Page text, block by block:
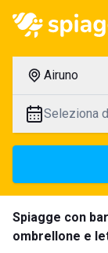
Airuno
Seleziona
Spiagge con
ombrellone e